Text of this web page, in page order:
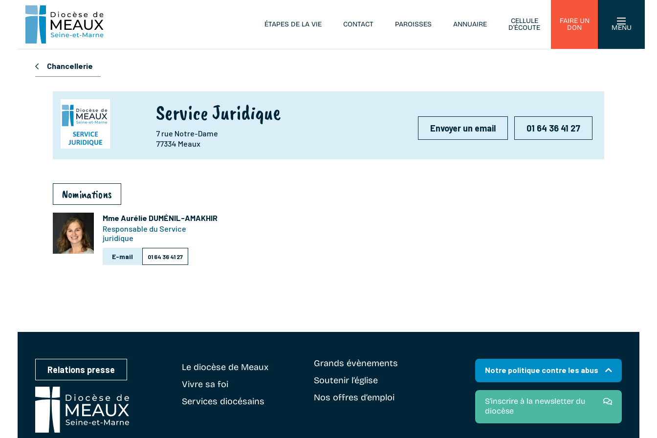
ÉTAPES DE LA VIE CONTACT PAROISSES ANNUAIRE
CELLULE
D’ÉCOUTE
FAIRE UN
DON
MENU
Chancellerie
Service Juridique
7 rue Notre-Dame
77334 Meaux
Envoyer un email 01 64 36 41 27
Nominations
Mme Aurélie DUMÉNIL-AMAKHIR
Responsable du Service
juridique
E-mail 01 64 36 41 27
Relations presse Le diocèse de Meaux
Vivre sa foi
Services diocésains
Grands évènements
Soutenir l’église
Nos offres d’emploi
Notre politique contre les abus
S'inscrire à la newsletter du
diocèse